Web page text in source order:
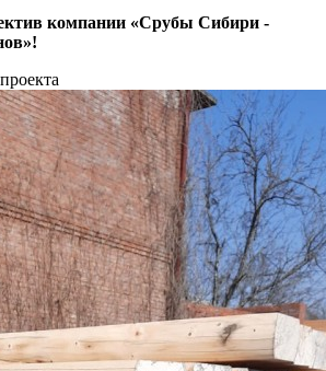
компании «Срубы Сибири -
»!